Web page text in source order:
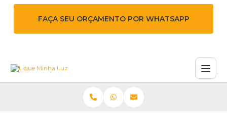
FAÇA SEU ORÇAMENTO POR WHATSAPP